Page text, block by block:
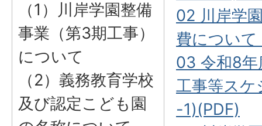
（1）川岸学園整備
事業（第3期工事）
について
（2）義務教育学校
及び認定こども園
02 川岸学
費について
03 令和8年
工事等スケ
-1)(PDF)